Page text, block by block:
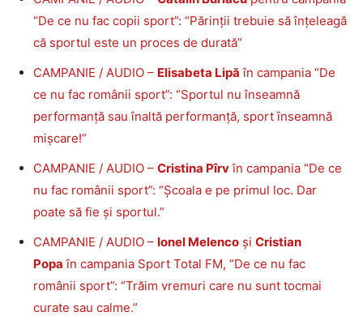
“De ce nu fac copii sport”: “Părinții trebuie să înțeleagă
că sportul este un proces de durată”
CAMPANIE / AUDIO – Elisabeta Lipă în campania “De
ce nu fac românii sport”: “Sportul nu înseamnă
performanță sau înaltă performanță, sport înseamnă
mișcare!”
CAMPANIE / AUDIO – Cristina Pîrvîn campania “De ce
nu fac românii sport”: “Școala e pe primul loc. Dar
poate să fie și sportul.”
CAMPANIE / AUDIO – Ionel Melenco și Cristian
Popa în campania Sport Total FM, “De ce nu fac
românii sport”: “Trăim vremuri care nu sunt tocmai
curate sau calme.”